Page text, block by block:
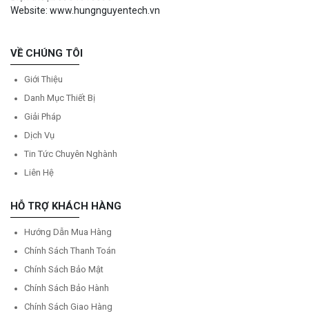
Website: www.hungnguyentech.vn
VỀ CHÚNG TÔI
Giới Thiệu
Danh Mục Thiết Bị
Giải Pháp
Dịch Vụ
Tin Tức Chuyên Nghành
Liên Hệ
HỖ TRỢ KHÁCH HÀNG
Hướng Dẫn Mua Hàng
Chính Sách Thanh Toán
Chính Sách Bảo Mật
Chính Sách Bảo Hành
Chính Sách Giao Hàng